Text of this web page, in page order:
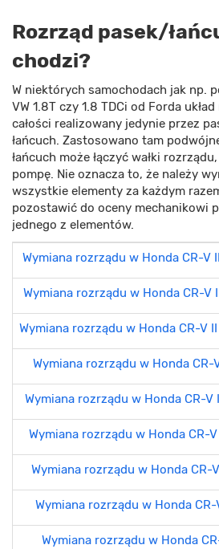
Rozrząd pasek/
chodzi?
W niektórych samochodach jak np.
VW 1.8T czy 1.8 TDCi od Forda
całości realizowany jedynie przez
łańcuch. Zastosowano tam
łańcuch może łączyć wałki
pompę. Nie oznacza to, że należy
wszystkie elementy za każdym
pozostawić do oceny mechanikowi
jednego z elementów.
Wymiana rozrządu w Honda CR-V
Wymiana rozrządu w Honda CR-V
Wymiana rozrządu w Honda CR-V
Wymiana rozrządu w Honda CR-
Wymiana rozrządu w Honda CR-V
Wymiana rozrządu w Honda CR-
Wymiana rozrządu w Honda CR-
Wymiana rozrządu w Honda
Wymiana rozrządu w Honda